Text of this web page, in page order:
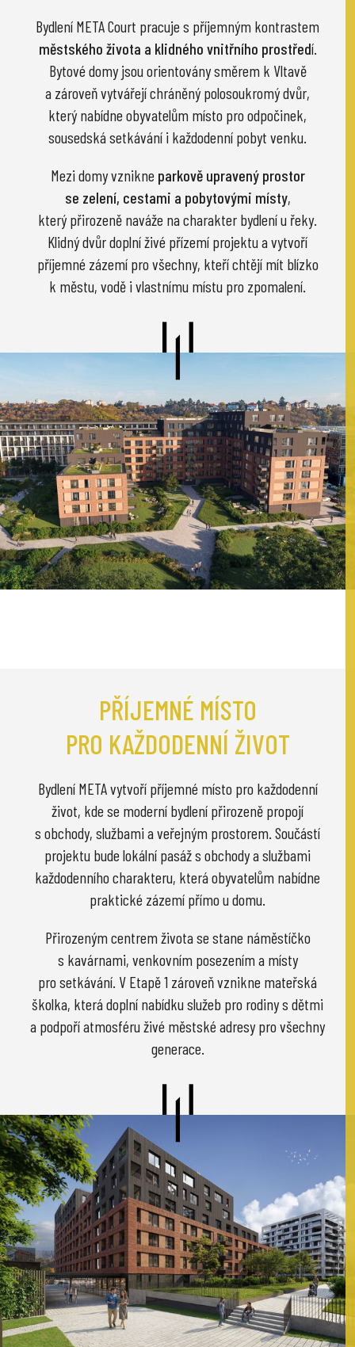
Bydlení META Court pracuje s příjemným kontrastem
městského života a klidného vnitřního prostředí.
Bytové domy jsou orientovány směrem k Vltavě
a zároveň vytvářejí chráněný polosoukromý dvůr,
který nabídne obyvatelům místo pro odpočinek,
sousedská setkávání i každodenní pobyt venku.
Mezi domy vznikneparkově upravený prostor
se zelení, cestami a pobytovými místy,
který přirozeně naváže na charakter bydlení u řeky.
Klidný dvůr doplní živé přízemí projektu a vytvoří
příjemné zázemí pro všechny, kteří chtějí mít blízko
k městu, vodě i vlastnímu místu pro zpomalení.
PŘÍJEMNÉ MÍSTO
PRO KAŽDODENNÍ ŽIVOT
Bydlení META vytvoří příjemné místo pro každodenní
život, kde se moderní bydlení přirozeně propojí
s obchody, službami a veřejným prostorem. Součástí
projektu bude lokální pasáž s obchody a službami
každodenního charakteru, která obyvatelům nabídne
praktické zázemí přímo u domu.
Přirozeným centrem života se stane náměstíčko
s kavárnami, venkovním posezením a místy
pro setkávání. V Etapě 1 zároveň vznikne mateřská
školka, která doplní nabídku služeb pro rodiny s dětmi
a podpoří atmosféru živé městské adresy pro všechny
generace.